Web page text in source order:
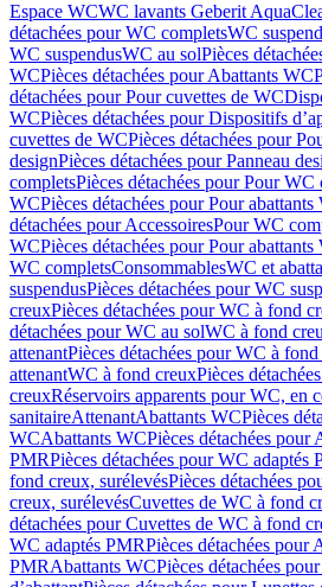
Espace WCWC lavants Geberit
détachées pour WC completsWC
WC suspendusWC au solPièces
WCPièces détachées pour Abattants WC
détachées pour Pour cuvettes de WC
WCPièces détachées pour Dispositifs
cuvettes de WCPièces détachées pour
designPièces détachées pour Panneau
completsPièces détachées pour Pour WC
WCPièces détachées pour Pour abattants
détachées pour AccessoiresPour WC
WCPièces détachées pour Pour abattants
WC completsConsommablesWC et
suspendusPièces détachées pour WC
creuxPièces détachées pour WC à fond
détachées pour WC au solWC à fond
attenantPièces détachées pour WC à
attenantWC à fond creuxPièces
creuxRéservoirs apparents pour WC, en
sanitaireAttenantAbattants WCPièces
WCAbattants WCPièces détachées pour
PMRPièces détachées pour WC adaptés
fond creux, surélevésPièces détachées
creux, surélevésCuvettes de WC à fond
détachées pour Cuvettes de WC à fond
WC adaptés PMRPièces détachées pour
PMRAbattants WCPièces détachées